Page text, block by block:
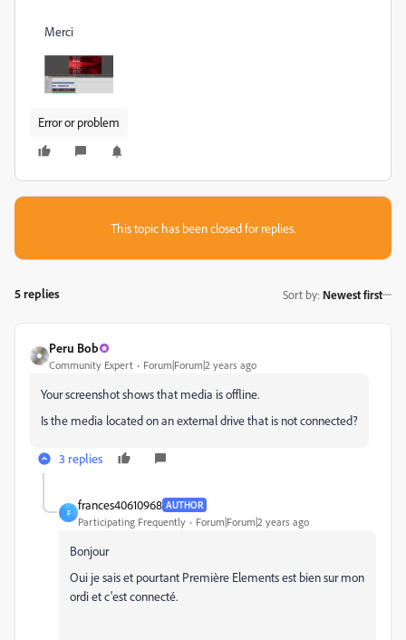
Merci
Error or problem
This topic has been closed for replies.
5 replies Sort by: Newest first
Peru Bob
Community Expert Forum|Forum|2 years ago
Your screenshot shows that media is offline.
Is the media located on an external drive that is not connected?
3 replies
F
frances40610968 AUTHOR
Participating Frequently Forum|Forum|2 years ago
Bonjour
Oui je sais et pourtant Première Elements est bien sur mon
ordi et c'est connecté.